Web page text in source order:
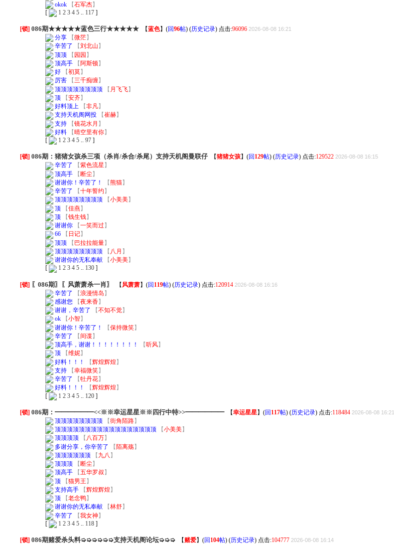
okok
【石军杰】
[
1 2 3 4 5 117 ]
[锁] 086期★★★★★蓝色三行★★★★★ 【蓝色】 (回96帖) (历史记录) 点击:96096 2026-08-08 16:21
分享 【微茫】
辛苦了
【刘北山 】
顶顶
【 园园 】
顶高手
【阿斯顿】
好
【初莫】
厉害
【三千痴缠】
顶顶顶顶顶顶顶顶
【 月飞飞】
顶
【安齐 】
好料顶上
【非凡】
支持天机阁网投
【崔赫】
支持
【镜花水月 】
好料
【晴空里有你】
[
1 2 3 4 5 ..97 ]
[锁] 086期：猪猪女孩杀三项（杀肖/杀合/杀尾）支持天机阁曼联仔 【猪猪女孩】 (回 129帖) (历史记录) 点击:129522 2026-08-08 16:15
辛苦了 【紫色流星 】
顶高手
【断尘 】
谢谢你！辛苦了！
【熊猫】
辛苦了
【十年誓约 】
顶顶顶顶顶顶顶顶
【小美美】
顶
【佳燕】
顶
【钱生钱】
谢谢你
【一笑而过 】
66
【 日记】
顶顶
【 巴拉拉能量】
顶顶顶顶顶顶顶顶
【 八月 】
谢谢你的无私奉献
【小美美】
[
1 2 3 4 5 .. 130 ]
[锁] 〖086期〗〖风萧萧杀一肖〗 【风萧萧】 (回119帖) (历史记录) 点击:120914 2026-08-08 16:16
辛苦了 【浪漫情岛 】
感谢您
【夜来香】
谢谢，辛苦了
【不知不觉】
ok
【小智】
谢谢你！辛苦了！
【保持微笑】
辛苦了
【间谍 】
顶高手，谢谢！！！！！！！！
【听风】
顶
【维妮】
好料！！！
【辉煌辉煌】
支持
【幸福微笑】
辛苦了
【牡丹花】
好料！！！
【辉煌辉煌】
[
1 2 3 4 5 120 ]
[锁] 086期：━━━━━━<<※※幸运星星※※四行中特>>━━━━━━ 【幸运星星】 (回117帖) (历史记录) 点击:118484 2026-08-08 16:21
顶顶顶顶顶顶顶顶 【街角陌路】
顶顶顶顶顶顶顶顶顶顶顶顶顶顶顶顶顶
【小美美】
顶顶顶顶
【 八百万】
多谢分享，你辛苦了
【陌离殇】
顶顶顶顶顶顶
【 九八 】
顶顶顶
【 断尘 】
顶高手
【五华罗叔 】
顶
【猫男王 】
支持高手
【辉煌辉煌】
顶
【老念鸭】
谢谢你的无私奉献
【林舒】
辛苦了
【我女神】
[
1 2 3 4 5 118 ]
[锁] 086期赌爱杀头料➭➭➭➭➭➭支持天机阁论坛➭➭➭ 【 赌爱】 (回 104帖) (历史记录) 点击:104777 2026-08-08 16:14